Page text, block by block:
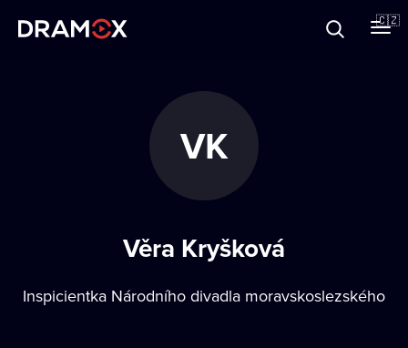
🇨🇿
VK
Věra Kryšková
Inspicientka Národního divadla moravskoslezského